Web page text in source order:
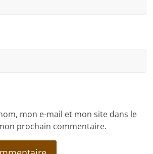
mon e-mail et mon site dans le
prochain commentaire.